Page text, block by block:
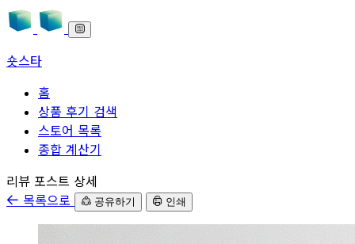
숏스타
홈
상품 후기 검색
스토어 목록
종합 계산기
본문으로 바로가기
리뷰 포스트 상세
목록으로
공유하기 인쇄